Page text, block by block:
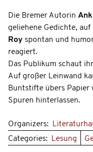
Die Bremer Autorin
geliehene Gedichte,
Roy spontan und
reagiert.
Das Publikum schaut
Auf großer Leinwand
Buntstifte übers Papier
Spuren hinterlassen.
Organizers:
Categories:
Lesung